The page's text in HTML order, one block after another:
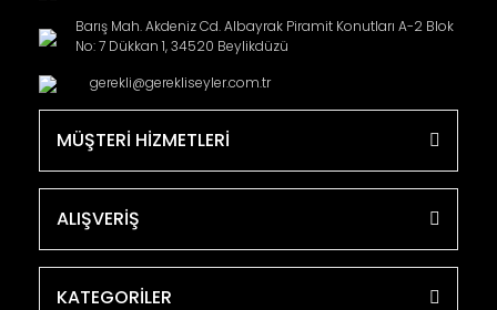
Barış Mah. Akdeniz Cd. Albayrak Piramit Konutları A-2 Blok
No: 7 Dükkan 1, 34520 Beylikdüzü
gerekli@gerekliseyler.com.tr
MÜŞTERİ HİZMETLERİ
ALIŞVERİŞ
KATEGORİLER